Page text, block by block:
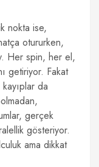
nokta ise,
otururken,
Her spin, her el,
getiriyor. Fakat
da
gerçek
gösteriyor.
ama dikkat